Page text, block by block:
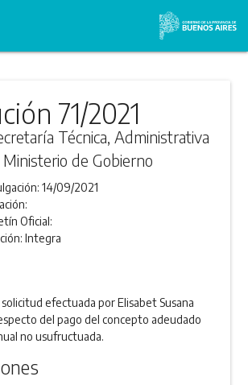
71/2021
Técnica, Administrativa
de Gobierno
14/09/2021
Oficial:
Integra
solicitud efectuada por Elisabet Susana
del pago del concepto adeudado
no usufructuada.